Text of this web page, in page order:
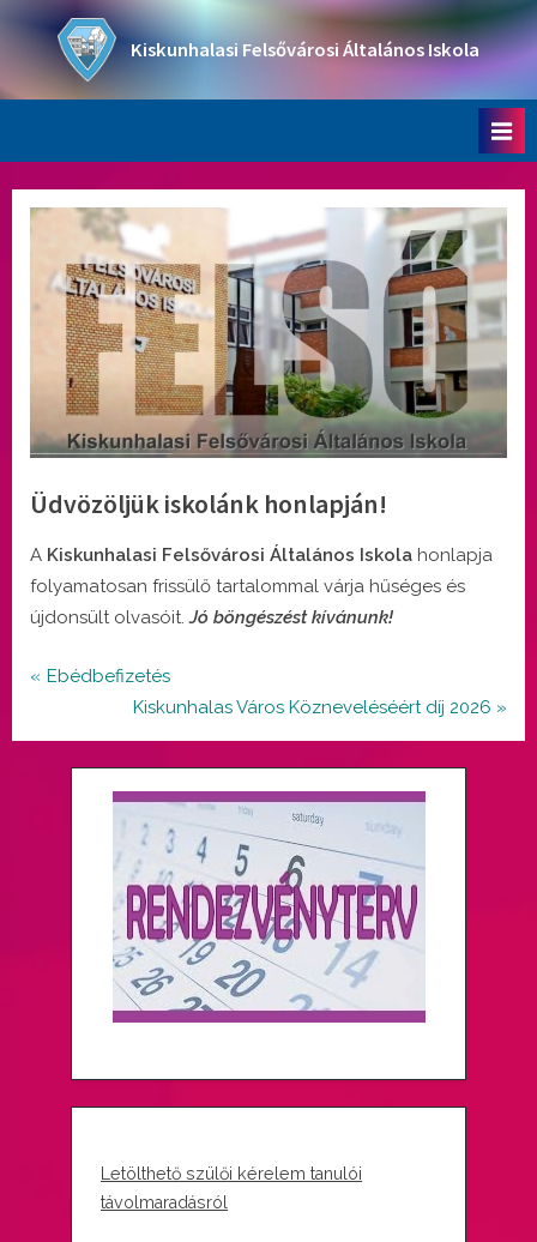
content
Kiskunhalasi Felsővárosi Általános Iskola
Üdvözöljük iskolánk honlapján!
Posted
december 6, 2025
By
Sebestyén Mónika
A Kiskunhalasi Felsővárosi Általános Iskola honlapja
folyamatosan frissülő tartalommal várja hűséges és
újdonsült olvasóit.Jó böngészést kívánunk!
Uncategorized
Bejegyzés
P
e
Ebédbefizetés
N
e
x
t
o
s
t
:
Kiskunhalas Város Közneveléséért díj 2026
Letölthető szülői kérelem tanulói
távolmaradásról